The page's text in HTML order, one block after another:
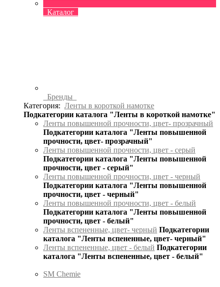
Каталог
Бренды
Категория: Ленты в короткой намотке
Подкатегории каталога "Ленты в короткой намотке"
Ленты повышенной прочности, цвет- прозрачный
Подкатегории каталога "Ленты повышенной
прочности, цвет- прозрачный"
Ленты повышенной прочности, цвет - серый
Подкатегории каталога "Ленты повышенной
прочности, цвет - серый"
Ленты повышенной прочности, цвет - черный
Подкатегории каталога "Ленты повышенной
прочности, цвет - черный"
Ленты повышенной прочности, цвет - белый
Подкатегории каталога "Ленты повышенной
прочности, цвет - белый"
Ленты вспененные, цвет- черный Подкатегории
каталога "Ленты вспененные, цвет- черный"
Ленты вспененные, цвет - белый Подкатегории
каталога "Ленты вспененные, цвет - белый"
SM Chemie